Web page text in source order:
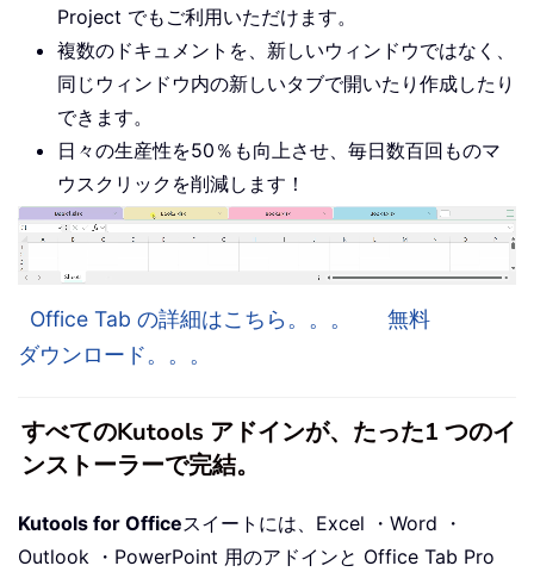
Project でもご利用いただけます。
複数のドキュメントを、新しいウィンドウではなく、
同じウィンドウ内の新しいタブで開いたり作成したり
できます。
日々の生産性を50％も向上させ、毎日数百回ものマ
ウスクリックを削減します！
Office Tab の詳細はこちら。。。
無料
ダウンロード。。。
すべてのKutools アドインが、たった1 つのイ
ンストーラーで完結。
Kutools for Officeスイートには、Excel ・Word ・
Outlook ・PowerPoint 用のアドインと Office Tab Pro